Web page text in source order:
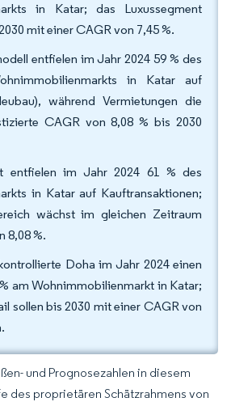
in Katar; das Luxussegment
mit einer CAGR von 7,45 %.
entfielen im Jahr 2024 59 % des
in Katar auf
während Vermietungen die
CAGR von 8,08 % bis 2030
entfielen im Jahr 2024 61 % des
in Katar auf Kauftransaktionen;
wächst im gleichen Zeitraum
8,08 %.
Doha im Jahr 2024 einen
am Wohnimmobilienmarkt in Katar;
sollen bis 2030 mit einer CAGR von
und Prognosezahlen in diesem
des proprietären Schätzrahmens von